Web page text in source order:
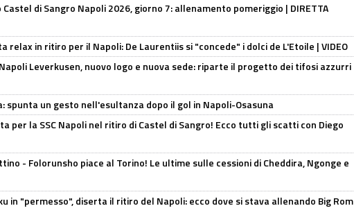
Castel di Sangro Napoli 2026, giorno 7: allenamento pomeriggio | DIRETTA
relax in ritiro per il Napoli: De Laurentiis si "concede" i dolci de L'Etoile | VIDEO
Leverkusen, nuovo logo e nuova sede: riparte il progetto dei tifosi azzurri
spunta un gesto nell'esultanza dopo il gol in Napoli-Osasuna
per la SSC Napoli nel ritiro di Castel di Sangro! Ecco tutti gli scatti con Diego
- Folorunsho piace al Torino! Le ultime sulle cessioni di Cheddira, Ngonge e
in "permesso", diserta il ritiro del Napoli: ecco dove si stava allenando Big Rom